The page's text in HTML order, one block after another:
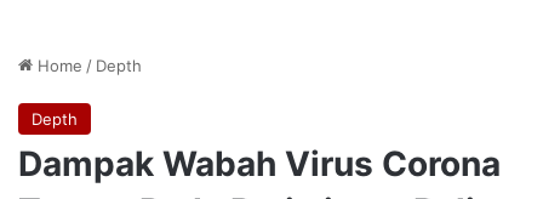
Home / Depth
Depth
Dampak Wabah Virus Corona